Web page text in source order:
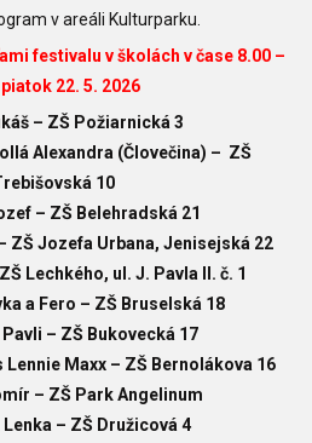
v areáli Kulturparku.
festivalu v školách v čase 8.00 –
22. 5. 2026
– ZŠ Požiarnická 3
Alexandra (Človečina) – ZŠ
10
– ZŠ Belehradská 21
ZŠ Jozefa Urbana, Jenisejská 22
Lechkého, ul. J. Pavla II. č. 1
a Fero – ZŠ Bruselská 18
– ZŠ Bukovecká 17
Maxx – ZŠ Bernolákova 16
– ZŠ Park Angelinum
– ZŠ Družicová 4